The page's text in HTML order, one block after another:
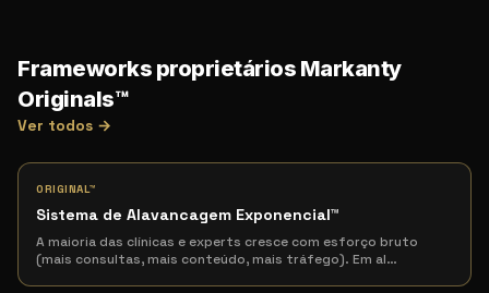
Frameworks proprietários Markanty
Originals™
Ver todos →
ORIGINAL™
Sistema de Alavancagem Exponencial™
A maioria das clínicas e experts cresce com esforço bruto
(mais consultas, mais conteúdo, mais tráfego). Em al…